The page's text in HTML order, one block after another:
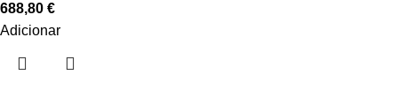
688,80 €
Adicionar